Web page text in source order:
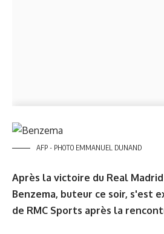
AFP - PHOTO EMMANUEL DUNAND
Après la victoire du Real
Benzema, buteur ce soir, s'est
de RMC Sports après la